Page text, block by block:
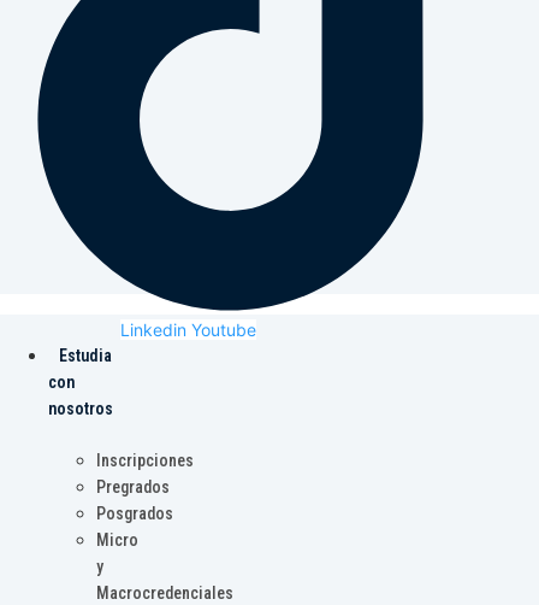
Linkedin Youtube
Estudia
con
nosotros
Inscripciones
Pregrados
Posgrados
Micro
y
Macrocredenciales